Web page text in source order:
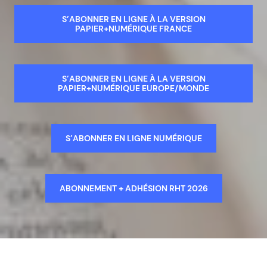
S’ABONNER EN LIGNE À LA VERSION
PAPIER+NUMÉRIQUE FRANCE
S’ABONNER EN LIGNE À LA VERSION
PAPIER+NUMÉRIQUE EUROPE/MONDE
S’ABONNER EN LIGNE NUMÉRIQUE
ABONNEMENT + ADHÉSION RHT 2026